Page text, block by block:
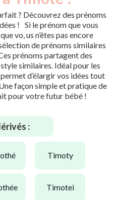
? Découvrez des prénoms
! Si le prénom que vous
vo, us n’êtes pas encore
de prénoms similaires
prénoms partagent des
similaires. Idéal pour les
d’élargir vos idées tout
façon simple et pratique de
pour votre futur bébé !
:
timoty
timotei